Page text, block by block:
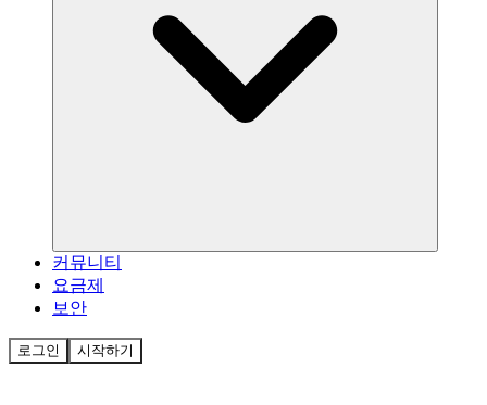
커뮤니티
요금제
보안
로그인 시작하기